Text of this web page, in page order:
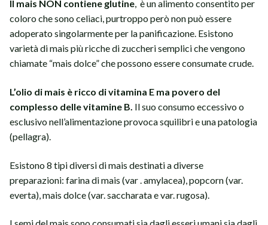
Il mais NON contiene glutine, è un alimento consentito per
coloro che sono celiaci, purtroppo però non può essere
adoperato singolarmente per la panificazione. Esistono
varietà di mais più ricche di zuccheri semplici che vengono
chiamate “mais dolce” che possono essere consumate crude.
L’olio di mais è ricco di vitamina E ma povero del
complesso delle vitamine B. Il suo consumo eccessivo o
esclusivo nell’alimentazione provoca squilibri e una patologia
(pellagra).
Esistono 8 tipi diversi di mais destinati a diverse
preparazioni: farina di mais (var . amylacea), popcorn (var.
everta), mais dolce (var. saccharata e var. rugosa).